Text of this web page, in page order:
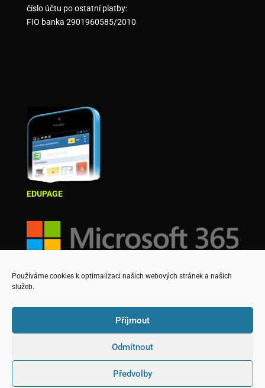
Používáme cookies k optimalizaci našich webových stránek a našich
služeb.
Příjmout
Odmítnout
Předvolby
číslo účtu po ostatní platby:
FIO banka 2901960585/2010
EDUPAGE
Copyright © Střední škola podnikatelská a Vyšší
odborná škola, s.r.o.